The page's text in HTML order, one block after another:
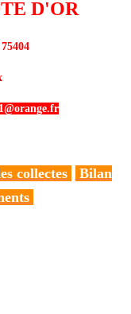
D'OR
collectes
Bilan